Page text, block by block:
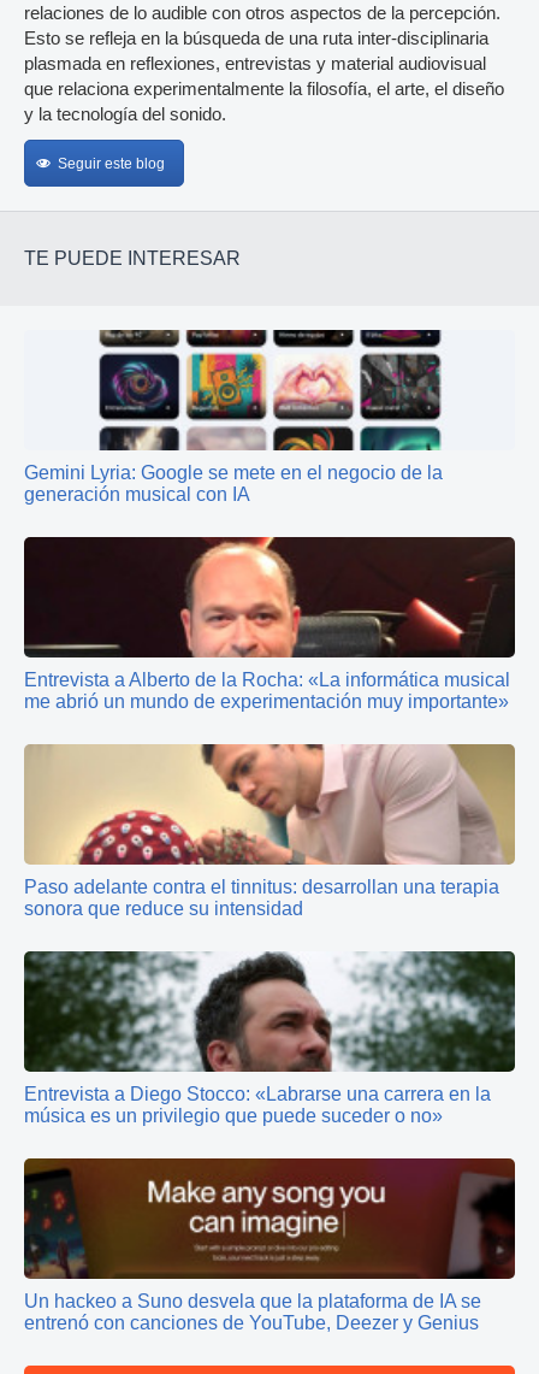
relaciones de lo audible con otros aspectos de la percepción.
Esto se refleja en la búsqueda de una ruta inter-disciplinaria
plasmada en reflexiones, entrevistas y material audiovisual
que relaciona experimentalmente la filosofía, el arte, el diseño
y la tecnología del sonido.
Seguir este blog
TE PUEDE INTERESAR
Gemini Lyria: Google se mete en el negocio de la
generación musical con IA
Entrevista a Alberto de la Rocha: «La informática musical
me abrió un mundo de experimentación muy importante»
Paso adelante contra el tinnitus: desarrollan una terapia
sonora que reduce su intensidad
Entrevista a Diego Stocco: «Labrarse una carrera en la
música es un privilegio que puede suceder o no»
Un hackeo a Suno desvela que la plataforma de IA se
entrenó con canciones de YouTube, Deezer y Genius